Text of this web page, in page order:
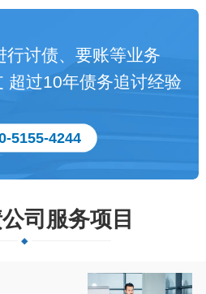
行讨债、要账等业务
超过10年债务追讨经验
5155-4244
司服务项目